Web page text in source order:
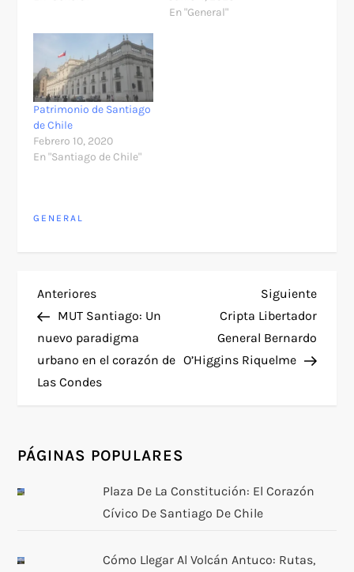
En "General"
Patrimonio de Santiago
de Chile
Febrero 10, 2020
En "Santiago de Chile"
GENERAL
N
a
v
g
Entrada
anterior
Anteriores
MUT Santiago: Un
nuevo paradigma
urbano en el corazón de
Las Condes
Siguiente
Cripta Libertador
General Bernardo
O’Higgins Riquelme
PÁGINAS POPULARES
Plaza De La Constitución: El Corazón
Cívico De Santiago De Chile
Cómo Llegar Al Volcán Antuco: Rutas,